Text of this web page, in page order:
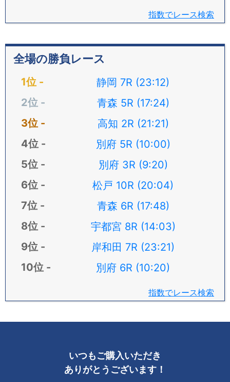
指数でレース検索
全場の勝負レース
静岡 7R (23:12)
青森 5R (17:24)
高知 2R (21:21)
別府 5R (10:00)
別府 3R (9:20)
松戸 10R (20:04)
青森 6R (17:48)
宇都宮 8R (14:03)
岸和田 7R (23:21)
別府 6R (10:20)
指数でレース検索
いつもご購入いただき
ありがとうございます！